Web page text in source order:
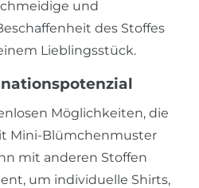
und
des Stoffes
Lieblingsstück.
Möglichkeiten, die
Mini-Blümchenmuster
mit anderen Stoffen
um individuelle Shirts,